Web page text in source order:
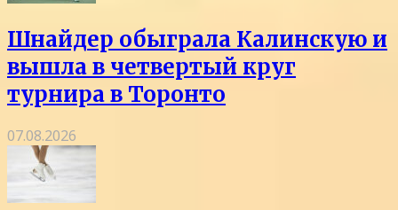
Шнайдер обыграла Калинскую и
вышла в четвертый круг
турнира в Торонто
07.08.2026